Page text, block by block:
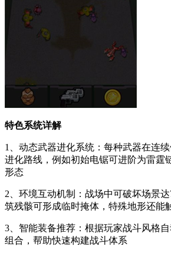
特色系统详解
1、动态武器进化系统：每种武器在连
进化路线，例如初始电锯可进阶为雷霆
形态
2、环境互动机制：战场中可破坏场景
筑残骸可形成临时掩体，特殊地形还能
3、智能装备推荐：根据玩家战斗风格
组合，帮助快速构建战斗体系